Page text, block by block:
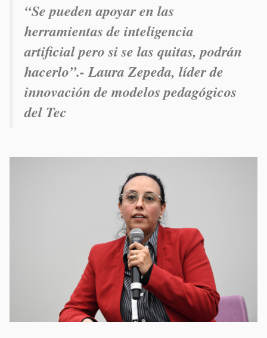
“Se pueden apoyar en las
herramientas de inteligencia
artificial pero si se las quitas, podrán
hacerlo”.- Laura Zepeda, líder de
innovación de modelos pedagógicos
del Tec